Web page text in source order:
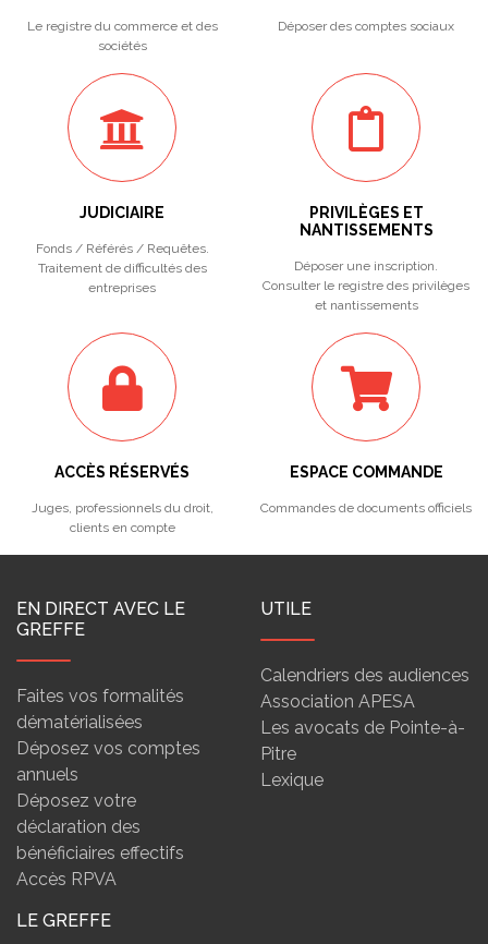
Le registre du commerce et des
sociétés
Déposer des comptes sociaux
JUDICIAIRE
Fonds / Référés / Requêtes.
Traitement de difficultés des
entreprises
PRIVILÈGES ET
NANTISSEMENTS
Déposer une inscription.
Consulter le registre des privilèges
et nantissements
ACCÈS RÉSERVÉS
Juges, professionnels du droit,
clients en compte
ESPACE COMMANDE
Commandes de documents officiels
EN DIRECT AVEC LE
GREFFE
Faites vos formalités
dématérialisées
Déposez vos comptes
annuels
Déposez votre
déclaration des
bénéficiaires effectifs
Accès RPVA
UTILE
Calendriers des audiences
Association APESA
Les avocats de Pointe-à-
Pitre
Lexique
LE GREFFE